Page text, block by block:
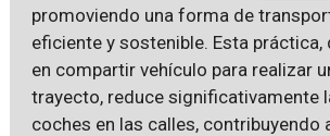
promoviendo una forma de
eficiente y sostenible. Esta práctica,
en compartir vehículo para realizar
trayecto, reduce significativamente
coches en las calles, contribuyendo